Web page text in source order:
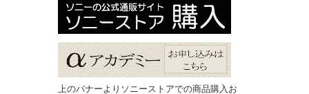
上のバナーよりソニーストアでの商品購入お